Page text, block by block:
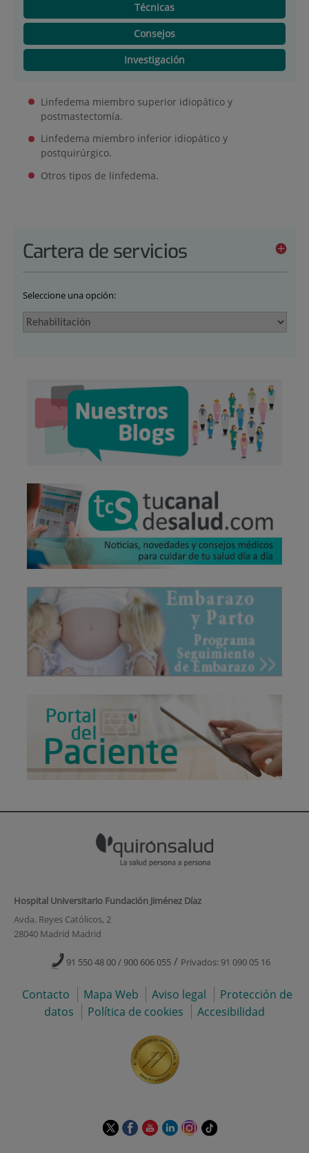
Técnicas
Consejos
Investigación
Linfedema miembro superior idiopático y
postmastectomía.
Linfedema miembro inferior idiopático y
postquirúrgico.
Otros tipos de linfedema.
Cartera de servicios
Seleccione una opción:
Hospital Universitario Fundación Jiménez Díaz
Avda. Reyes Católicos, 2
28040 Madrid Madrid
91 550 48 00 / 900 606 055 / Privados: 91 090 05 16
Contacto Mapa Web Aviso legal
Protección de
datos
Política de cookies Accesibilidad
EsteEsteEsteEsteEsteEnlace